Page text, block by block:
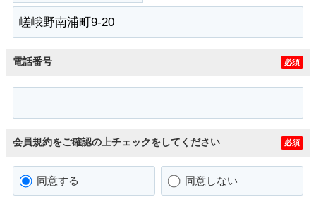
電話番号 必須
会員規約をご確認の上チェックをしてください 必須
同意する 同意しない